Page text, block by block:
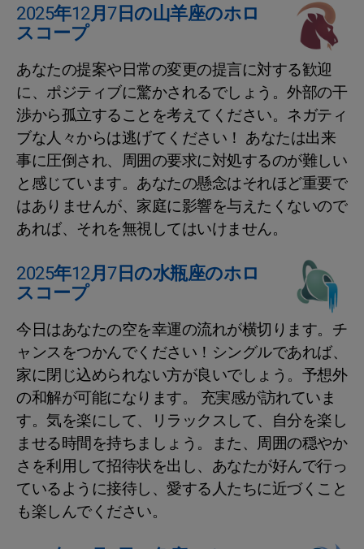
2025年12月7日の山羊座のホロ
スコープ
あなたの提案や日常の変更の提言に対する歓迎
に、ポジティブに驚かされるでしょう。外部の干
渉から孤立することを考えてください。ネガティ
ブな人々からは逃げてください！ あなたは出来
事に圧倒され、周囲の要求に対処するのが難しい
と感じています。あなたの懸念はそれほど重要で
はありませんが、家庭に影響を与えたくないので
あれば、それを無視してはいけません。
2025年12月7日の水瓶座のホロ
スコープ
今日はあなたの空を幸運の流れが横切ります。チ
ャンスをつかんでください！シングルであれば、
家に閉じ込められない方が良いでしょう。予想外
の和解が可能になります。 充実感が訪れていま
す。気を楽にして、リラックスして、自分を楽し
ませる時間を持ちましょう。また、周囲の穏やか
さを利用して招待状を出し、あなたが好んで行っ
ているように接待し、愛する人たちに近づくこと
も楽しんでください。